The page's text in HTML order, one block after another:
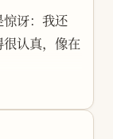
一次倒觉得
睡着。
百多公里，
落落的。
讶：我还
认真，像在
面一点点成